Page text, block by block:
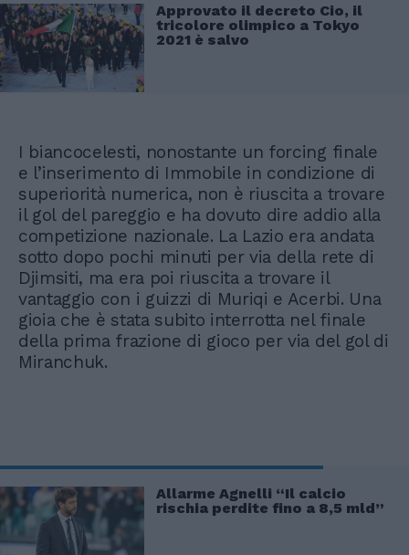
Approvato il decreto Cio, il
tricolore olimpico a Tokyo
2021 è salvo
I biancocelesti, nonostante un forcing finale
e l’inserimento di Immobile in condizione di
superiorità numerica, non è riuscita a trovare
il gol del pareggio e ha dovuto dire addio alla
competizione nazionale. La Lazio era andata
sotto dopo pochi minuti per via della rete di
Djimsiti, ma era poi riuscita a trovare il
vantaggio con i guizzi di Muriqi e Acerbi. Una
gioia che è stata subito interrotta nel finale
della prima frazione di gioco per via del gol di
Miranchuk.
Allarme Agnelli “Il calcio
rischia perdite fino a 8,5 mld”